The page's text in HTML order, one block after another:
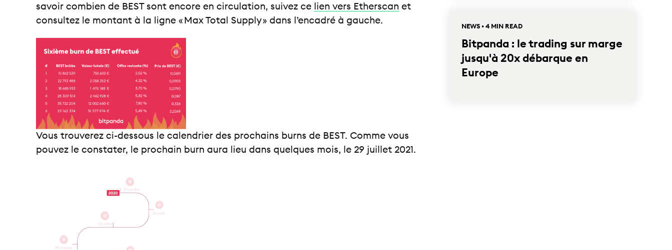
savoir combien de BEST sont encore en circulation, suivez ce lien vers Etherscan et
consultez le montant à la ligne « Max Total Supply » dans l’encadré à gauche.
Vous trouverez ci-dessous le calendrier des prochains burns de BEST. Comme vous
pouvez le constater, le prochain burn aura lieu dans quelques mois, le 29 juillet 2021.
NEWS • 4 MIN READ
Bitpanda : le trading sur marge
jusqu'à 20x débarque en
Europe